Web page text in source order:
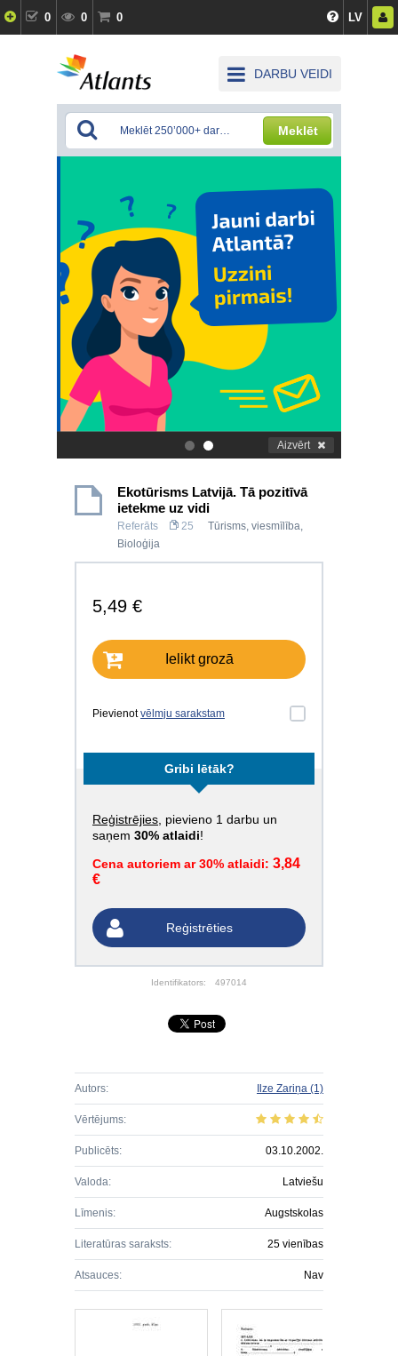
0 0 0 LV
DARBU VEIDI
Meklēt
. Aizvērt
Ekotūrisms Latvijā. Tā pozitīvā
ietekme uz vidi
Referāts 25 Tūrisms, viesmīlība,
Bioloģija
5,49 €
Ielikt grozā
Pievienotvēlmju sarakstam
Gribi lētāk?
Reģistrējies , pievieno 1 darbu un
saņem 30% atlaidi!
Cena autoriem ar 30% atlaidi: 3,84
€
Reģistrēties
Identifikators: 497014
Autors: Ilze Zariņa (1)
Vērtējums:
Publicēts: 03.10.2002.
Valoda: Latviešu
Līmenis: Augstskolas
Literatūras saraksts: 25 vienības
Atsauces: Nav